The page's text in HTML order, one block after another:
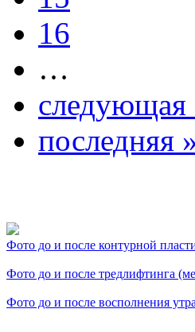
16
…
следующая
последняя
Фото до и после контурной
Фото до и после тредлифтинга
Фото до и после восполнения